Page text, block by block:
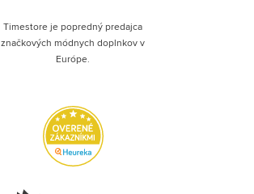
Timestore je popredný predajca
značkových módnych doplnkov v
Európe.